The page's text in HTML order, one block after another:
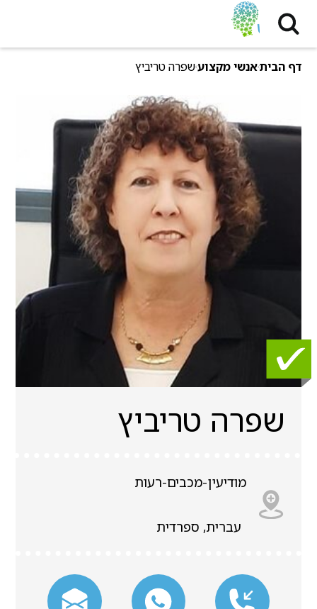
דף הביתאנשי מקצועשפרה טריביץ
שפרה טריביץ
מודיעין-מכבים-רעות
עברית, ספרדית